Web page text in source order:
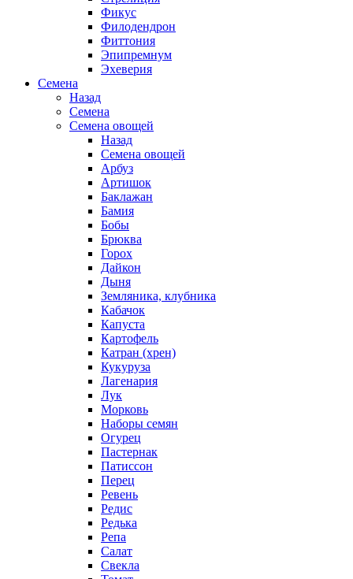
Фикус
Филодендрон
Фиттония
Эпипремнум
Эхеверия
Семена
Назад
Семена
Семена овощей
Назад
Семена овощей
Арбуз
Артишок
Баклажан
Бамия
Бобы
Брюква
Горох
Дайкон
Дыня
Земляника, клубника
Кабачок
Капуста
Картофель
Катран (хрен)
Кукуруза
Лагенария
Лук
Морковь
Наборы семян
Огурец
Пастернак
Патиссон
Перец
Ревень
Редис
Редька
Репа
Салат
Свекла